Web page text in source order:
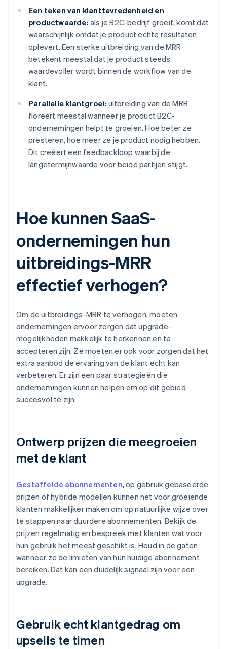
Een teken van klanttevredenheid en
productwaarde: als je B2C-bedrijf groeit, komt dat
waarschijnlijk omdat je product echte resultaten
oplevert. Een sterke uitbreiding van de MRR
betekent meestal dat je product steeds
waardevoller wordt binnen de workflow van de
klant.
Parallelle klantgroei: uitbreiding van de MRR
floreert meestal wanneer je product B2C-
ondernemingen helpt te groeien. Hoe beter ze
presteren, hoe meer ze je product nodig hebben.
Dit creëert een feedbackloop waarbij de
langetermijnwaarde voor beide partijen stijgt.
Hoe kunnen SaaS-
ondernemingen hun
uitbreidings-MRR
effectief verhogen?
Om de uitbreidings-MRR te verhogen, moeten
ondernemingen ervoor zorgen dat upgrade-
mogelijkheden makkelijk te herkennen en te
accepteren zijn. Ze moeten er ook voor zorgen dat het
extra aanbod de ervaring van de klant echt kan
verbeteren. Er zijn een paar strategieën die
ondernemingen kunnen helpen om op dit gebied
succesvol te zijn.
Ontwerp prijzen die meegroeien
met de klant
Gestaffelde abonnementen, op gebruik gebaseerde
prijzen of hybride modellen kunnen het voor groeiende
klanten makkelijker maken om op natuurlijke wijze over
te stappen naar duurdere abonnementen. Bekijk de
prijzen regelmatig en bespreek met klanten wat voor
hun gebruik het meest geschikt is. Houd in de gaten
wanneer ze de limieten van hun huidige abonnement
bereiken. Dat kan een duidelijk signaal zijn voor een
upgrade.
Gebruik echt klantgedrag om
upsells te timen